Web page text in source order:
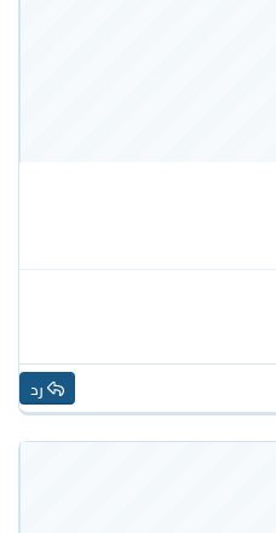
رد